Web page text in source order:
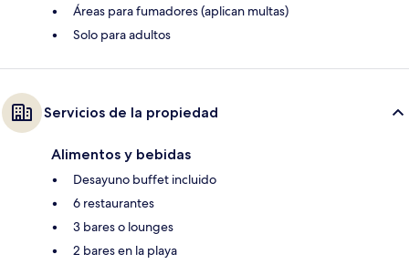
Áreas para fumadores (aplican multas)
Solo para adultos
Servicios de la propiedad
Alimentos y bebidas
Desayuno buffet incluido
6 restaurantes
3 bares o lounges
2 bares en la playa